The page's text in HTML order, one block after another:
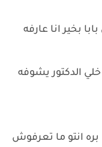
بخير انا عارفه
الدكتور يشوفه
بره انتو ما تعرفوش